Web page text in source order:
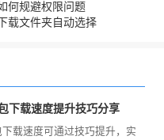
何规避权限问题
载文件夹自动选择
下载速度提升技巧分享
载速度可通过技巧提升，实